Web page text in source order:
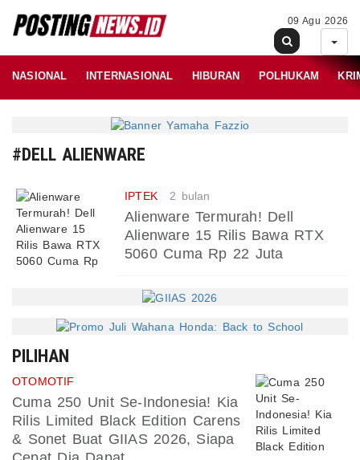
09 Agu 2026
NASIONAL INTERNASIONAL HIBURAN POLHUKAM
#DELL ALIENWARE
IPTEK 2 bulan
Alienware Termurah! Dell
Alienware 15 Rilis Bawa RTX
5060 Cuma Rp 22 Juta
PILIHAN
OTOMOTIF
Cuma 250 Unit Se-Indonesia! Kia
Rilis Limited Black Edition Carens
& Sonet Buat GIIAS 2026, Siapa